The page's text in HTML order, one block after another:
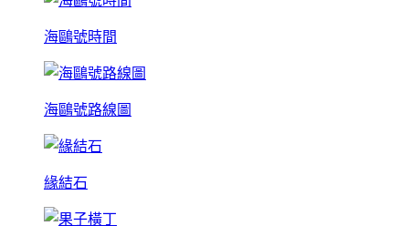
海鷗號時間
海鷗號路線圖
緣結石